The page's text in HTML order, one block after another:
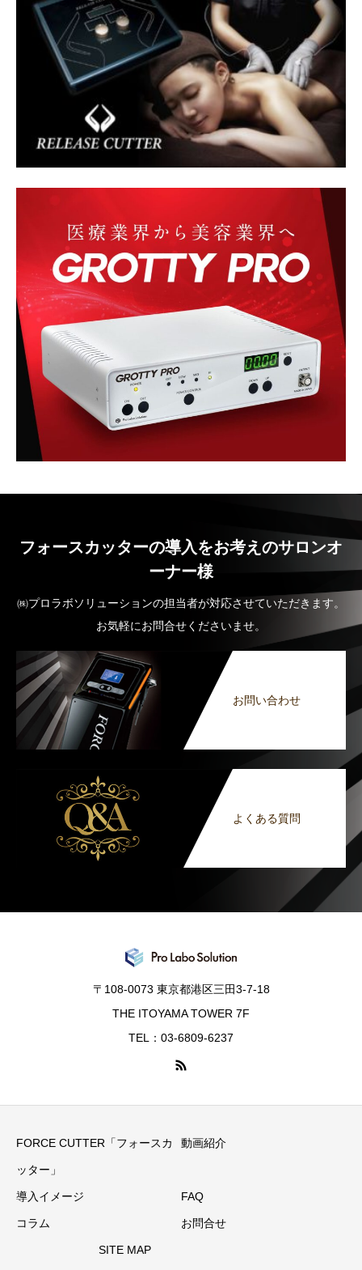
フォースカッターの導入をお考えのサロンオ
ーナー様
㈱プロラボソリューションの担当者が対応させていただきます。
お気軽にお問合せくださいませ。
お問い合わせ
よくある質問
〒108-0073 東京都港区三田3-7-18
THE ITOYAMA TOWER 7F
TEL：03-6809-6237
FORCE CUTTER「フォースカ
ッター」
動画紹介
導入イメージ FAQ
コラム お問合せ
SITE MAP